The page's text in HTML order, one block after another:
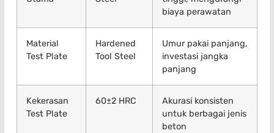
biaya perawatan
Material
Test Plate
Hardened
Tool Steel
Umur pakai panjang,
investasi jangka
panjang
Kekerasan
Test Plate
60±2 HRC
Akurasi konsisten
untuk berbagai jenis
beton